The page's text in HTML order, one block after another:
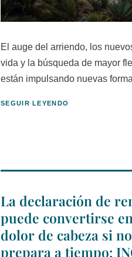
El auge del arriendo, los
vida y la búsqueda de mayor
están impulsando nuevas
SEGUIR LEYENDO
La declaración de
puede convertirse
dolor de cabeza si
prepara a tiempo: